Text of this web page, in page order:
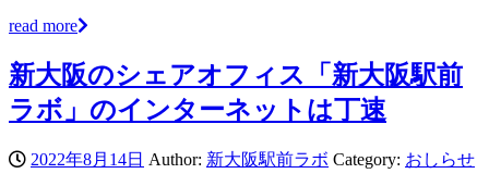
read more
新大阪のシェアオフィス「新大阪駅前
ラボ」のインターネットは丁速
2022年8月14日 Author: 新大阪駅前ラボ Category: おしらせ